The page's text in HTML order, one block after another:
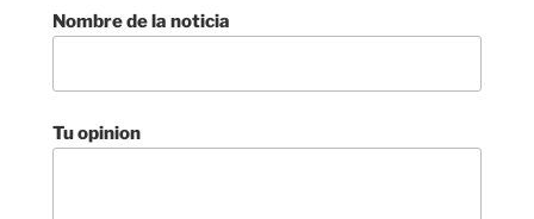
Nombre de la noticia
Tu opinion